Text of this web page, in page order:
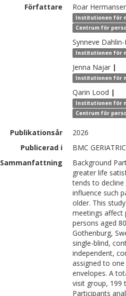
Författare Roar
Institutionen för
Centrum för
Synneve
Institutionen för
Jenna Najar |
Institutionen för
Qarin Lood |
Institutionen för
Centrum för
Publikationsår
2026
Publicerad i
BMC
Sammanfattning
Background
greater life
tends to
influence such
older. This
meetings affect
persons aged
Gothenburg,
single-blind,
independent,
assigned to
envelopes. A
visit group, 199
Participants